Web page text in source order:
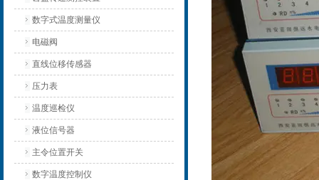
数字式温度测量仪
电磁阀
直线位移传感器
压力表
温度巡检仪
液位信号器
主令位置开关
数字温度控制仪